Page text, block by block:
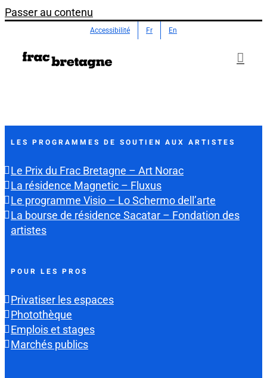
Passer au contenu
Accessibilité Fr En
LES PROGRAMMES DE SOUTIEN AUX ARTISTES
Le Prix du Frac Bretagne – Art Norac
La résidence Magnetic – Fluxus
Le programme Visio – Lo Schermo dell’arte
La bourse de résidence Sacatar – Fondation des
artistes
POUR LES PROS
Privatiser les espaces
Photothèque
Emplois et stages
Marchés publics